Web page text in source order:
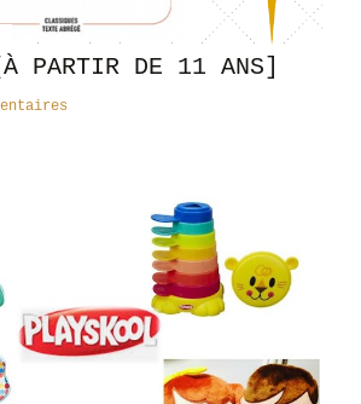
PARTIR DE 11 ANS]